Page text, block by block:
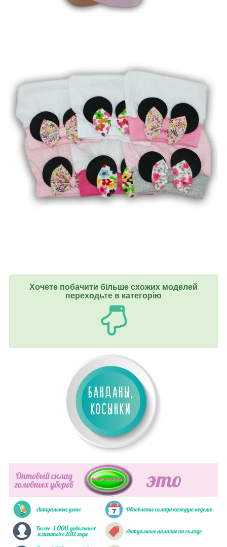
Хочете побачити більше схожих моделей
переходьте в категорію